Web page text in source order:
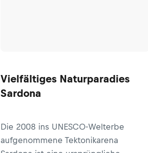
Vielfältiges Naturparadies
Sardona
Die 2008 ins UNESCO-Welterbe
aufgenommene Tektonikarena